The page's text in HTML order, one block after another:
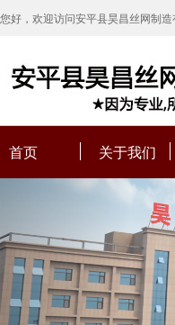
您好，欢迎访问安平县昊昌丝网制
首页 关于我们
Previous